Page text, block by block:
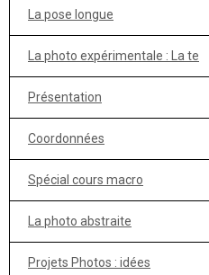
La pose longue
La photo expérimentale : La te
Présentation
Coordonnées
Spécial cours macro
La photo abstraite
Projets Photos : idées